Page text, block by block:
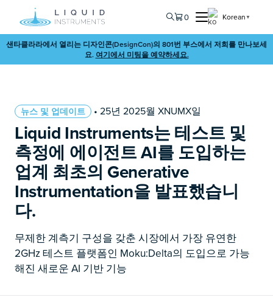
0 Korean ▼
샌타클라라에서 열리는 디자인콘(DesignCon)의 801번 부스에서 저희를 만나보세
요. 여기에서 미팅을 예약하세요.
뉴스 및 업데이트 • 25년 2025월 XNUMX일
Liquid Instruments는 테스트 및
측정에 에이전트 AI를 도입하는
업계 최초의 Generative
Instrumentation을 발표했습니
다.
무제한 계측기 구성을 갖춘 시장에서 가장 유연한
2GHz 테스트 플랫폼인 Moku:Delta의 도입으로 가능
해진 새로운 AI 기반 기능